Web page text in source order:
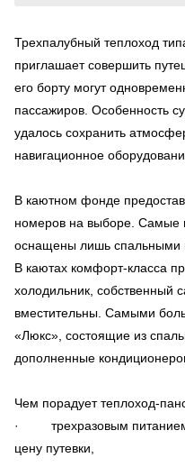
Трехпалубный теплоход
приглашает совершить
его борту могут
пассажиров. Особенность
удалось сохранить
навигационное
В каютном фонде
номеров на выборе. Самые
оснащены лишь спальными
В каютах комфорт-класса
холодильник, собственный
вместительны. Самыми
«Люкс», состоящие из
дополненные
Чем порадует теплоход-
· трехразовым питанием
цену путевки,